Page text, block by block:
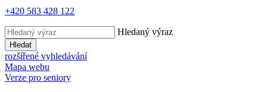
+420 583 428 122
Hledaný výraz
Hledat
rozšířené vyhledávání
Mapa webu
Verze pro seniory